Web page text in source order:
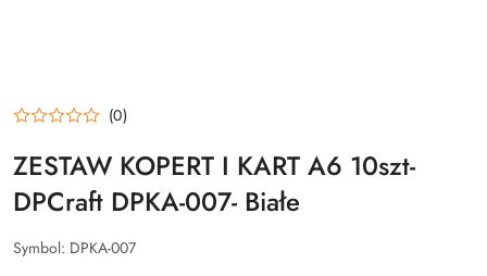
(0)
ZESTAW KOPERT I KART A6 10szt-
DPCraft DPKA-007- Białe
Symbol: DPKA-007